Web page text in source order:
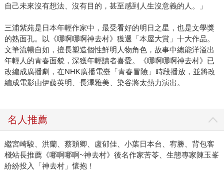
自己未來沒有想法、沒有目的，甚至感到人生沒意義的人。」
三浦紫苑是日本年輕作家中，最受看好的明日之星，也是文學獎
的熟面孔。以《哪啊哪啊神去村》獲選「本屋大賞」十大作品。
文筆流暢自如，擅長塑造個性鮮明人物角色，故事中總能洋溢出
年輕人的青春面貌，深獲年輕讀者喜愛。《哪啊哪啊神去村》已
改編成廣播劇，在NHK廣播電臺「青春冒險」時段播放，並將改
編成電影由伊藤英明、長澤雅美、染谷將太熱力演出。
名人推薦
繼宮崎駿、洪蘭、蔡穎卿、盧郁佳、小葉日本台、宥勝、背包客
棧站長推薦《哪啊哪啊~神去村》後名作家苦苓、生態專家陳玉峯
紛紛投入「神去村」懷抱！